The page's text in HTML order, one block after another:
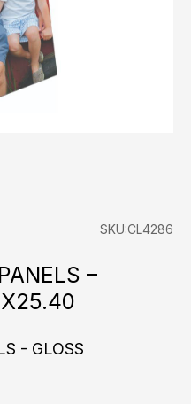
SKU:CL4286
–
- GLOSS